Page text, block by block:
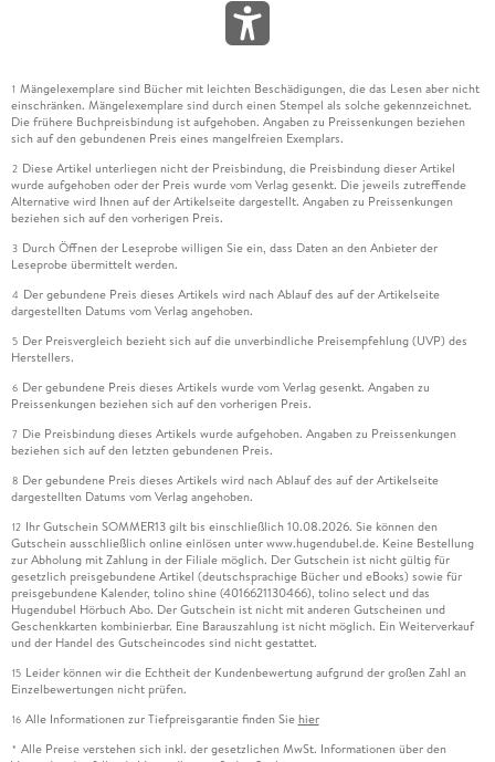
1 Mängelexemplare sind Bücher mit leichten Beschädigungen, die das Lesen aber nicht
einschränken. Mängelexemplare sind durch einen Stempel als solche gekennzeichnet.
Die frühere Buchpreisbindung ist aufgehoben. Angaben zu Preissenkungen beziehen
sich auf den gebundenen Preis eines mangelfreien Exemplars.
2 Diese Artikel unterliegen nicht der Preisbindung, die Preisbindung dieser Artikel
wurde aufgehoben oder der Preis wurde vom Verlag gesenkt. Die jeweils zutreffende
Alternative wird Ihnen auf der Artikelseite dargestellt. Angaben zu Preissenkungen
beziehen sich auf den vorherigen Preis.
3 Durch Öffnen der Leseprobe willigen Sie ein, dass Daten an den Anbieter der
Leseprobe übermittelt werden.
4 Der gebundene Preis dieses Artikels wird nach Ablauf des auf der Artikelseite
dargestellten Datums vom Verlag angehoben.
5 Der Preisvergleich bezieht sich auf die unverbindliche Preisempfehlung (UVP) des
Herstellers.
6 Der gebundene Preis dieses Artikels wurde vom Verlag gesenkt. Angaben zu
Preissenkungen beziehen sich auf den vorherigen Preis.
7 Die Preisbindung dieses Artikels wurde aufgehoben. Angaben zu Preissenkungen
beziehen sich auf den letzten gebundenen Preis.
8 Der gebundene Preis dieses Artikels wird nach Ablauf des auf der Artikelseite
dargestellten Datums vom Verlag angehoben.
12 Ihr Gutschein SOMMER13 gilt bis einschließlich 10.08.2026. Sie können den
Gutschein ausschließlich online einlösen unter www.hugendubel.de. Keine Bestellung
zur Abholung mit Zahlung in der Filiale möglich. Der Gutschein ist nicht gültig für
gesetzlich preisgebundene Artikel (deutschsprachige Bücher und eBooks) sowie für
preisgebundene Kalender, tolino shine (4016621130466), tolino select und das
Hugendubel Hörbuch Abo. Der Gutschein ist nicht mit anderen Gutscheinen und
Geschenkkarten kombinierbar. Eine Barauszahlung ist nicht möglich. Ein Weiterverkauf
und der Handel des Gutscheincodes sind nicht gestattet.
15 Leider können wir die Echtheit der Kundenbewertung aufgrund der großen Zahl an
Einzelbewertungen nicht prüfen.
16 Alle Informationen zur Tiefpreisgarantie finden Sie hier
* Alle Preise verstehen sich inkl. der gesetzlichen MwSt. Informationen über den